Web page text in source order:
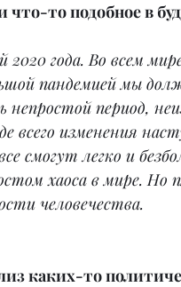
что-то подобное в
года. Во всем
пандемией мы
непростой период,
всего изменения
смогут легко и
хаоса в мире.
человечества.
каких-то